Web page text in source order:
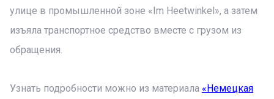
улице в промышленной зоне «Im Heetwinkel», а затем
изъяла транспортное средство вместе с грузом из
обращения.
Узнать подробности можно из материала «Немецкая